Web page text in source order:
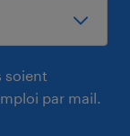
soient
par mail.